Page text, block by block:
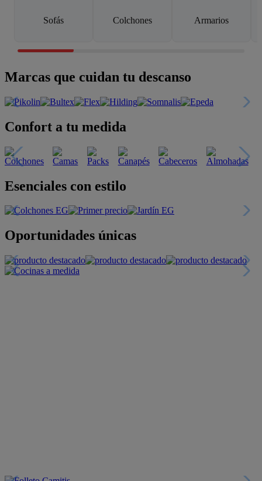
Sofás Colchones Armarios
Marcas que cuidan tu descanso
Confort a tu medida
Esenciales con estilo
Oportunidades únicas